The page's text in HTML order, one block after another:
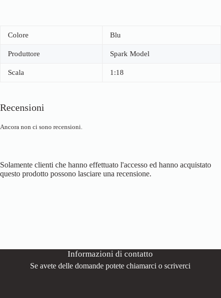
Colore Blu
Produttore Spark Model
Scala 1:18
Recensioni
Ancora non ci sono recensioni.
Solamente clienti che hanno effettuato l'accesso ed hanno acquistato
questo prodotto possono lasciare una recensione.
Informazioni di contatto
Se avete delle domande potete chiamarci o scriverci